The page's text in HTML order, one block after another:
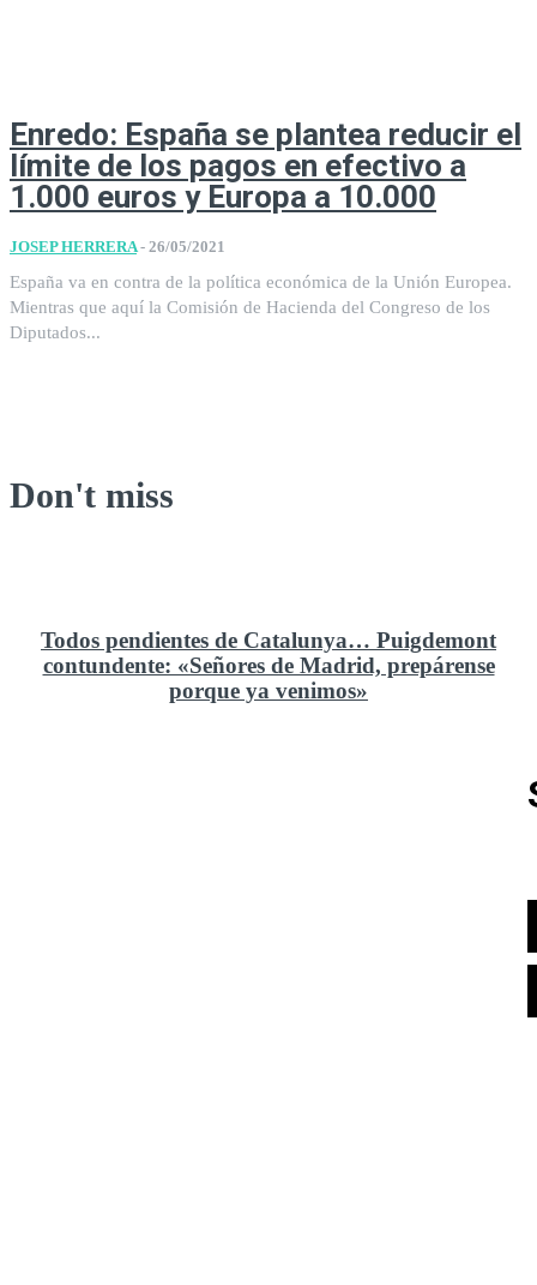
Enredo: España se plantea reducir el
límite de los pagos en efectivo a
1.000 euros y Europa a 10.000
JOSEP HERRERA - 26/05/2021
España va en contra de la política económica de la Unión Europea.
Mientras que aquí la Comisión de Hacienda del Congreso de los
Diputados...
Don't miss
Todos pendientes de Catalunya… Puigdemont
contundente: «Señores de Madrid, prepárense
porque ya venimos»